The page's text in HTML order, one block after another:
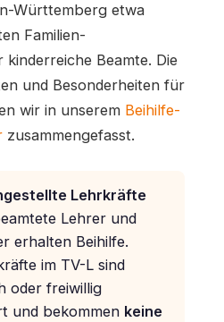
Württemberg etwa
Familien-
Beamte. Die
und Besonderheiten für
wir in unserem Beihilfe-
zusammengefasst.
Lehrkräfte
Lehrer und
erhalten Beihilfe.
im TV-L sind
oder freiwillig
und bekommen keine